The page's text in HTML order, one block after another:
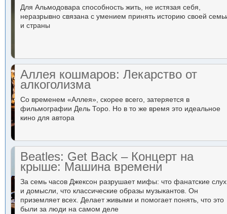
Для Альмодовара способность жить, не истязая себя,
неразрывно связана с умением принять историю своей
и страны
Аллея кошмаров: Лекарство от
алкоголизма
Со временем «Аллея», скорее всего, затеряется в
фильмографии Дель Торо. Но в то же время это идеальное
кино для автора
Beatles: Get Back – Концерт на
крыше: Машина времени
За семь часов Джексон разрушает мифы: что фанатские
и домысли, что классические образы музыкантов. Он
приземляет всех. Делает живыми и помогает понять, что это
были за люди на самом деле